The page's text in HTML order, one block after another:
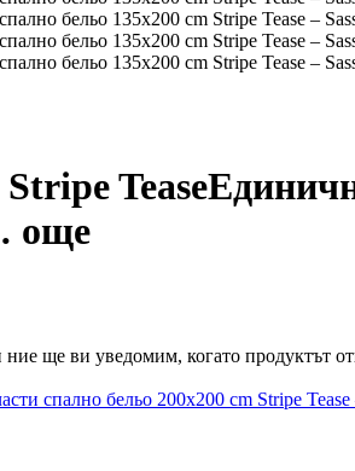
Tease
още
ще ви уведомим, когато продуктът